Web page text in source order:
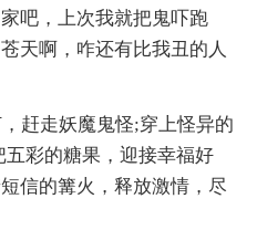
吧，上次我就把鬼吓跑
天啊，咋还有比我丑的人
赶走妖魔鬼怪;穿上怪异的
彩的糖果，迎接幸福好
信的篝火，释放激情，尽